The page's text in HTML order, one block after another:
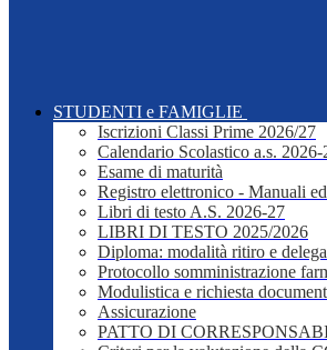
STUDENTI e FAMIGLIE
Iscrizioni Classi Prime 2026/27
Calendario Scolastico a.s. 2026-
Esame di maturità
Registro elettronico - Manuali
Libri di testo A.S. 2026-27
LIBRI DI TESTO 2025/2026
Diploma: modalità ritiro e delega
Protocollo somministrazione
Modulistica e richiesta
Assicurazione
PATTO DI